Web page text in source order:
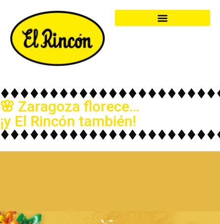
🌸 Zaragoza florece…
¡y El Rincón también!